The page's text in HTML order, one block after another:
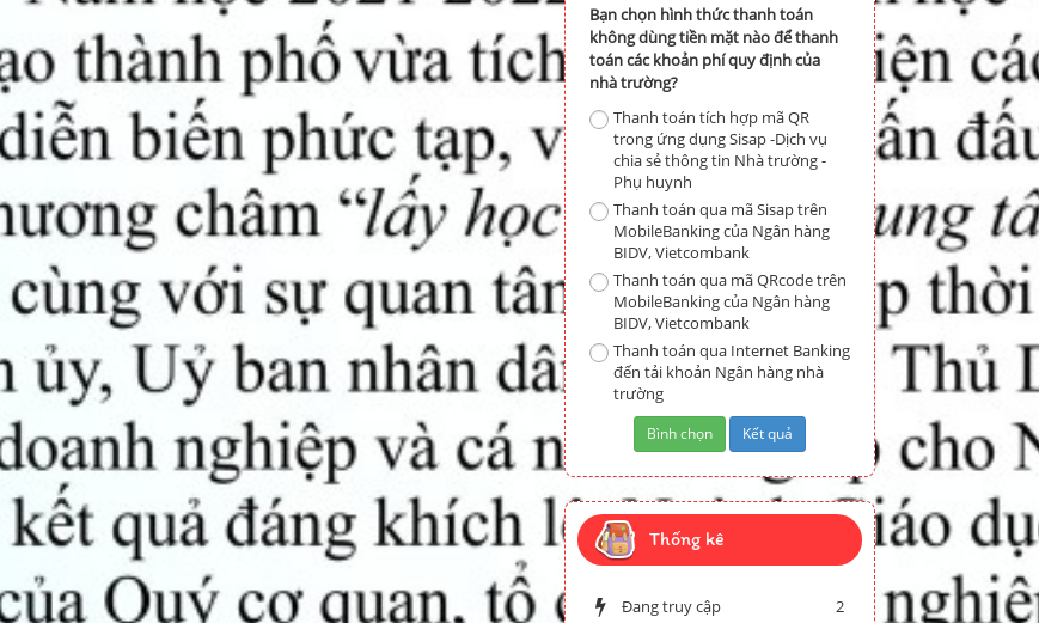
Bạn chọn hình thức thanh toán
không dùng tiền mặt nào để thanh
toán các khoản phí quy định của
nhà trường?
Thanh toán tích hợp mã QR
trong ứng dụng Sisap -Dịch vụ
chia sẻ thông tin Nhà trường -
Phụ huynh
Thanh toán qua mã Sisap trên
MobileBanking của Ngân hàng
BIDV, Vietcombank
Thanh toán qua mã QRcode trên
MobileBanking của Ngân hàng
BIDV, Vietcombank
Thanh toán qua Internet Banking
đến tải khoản Ngân hàng nhà
trường
Thống kê
Đang truy cập
2